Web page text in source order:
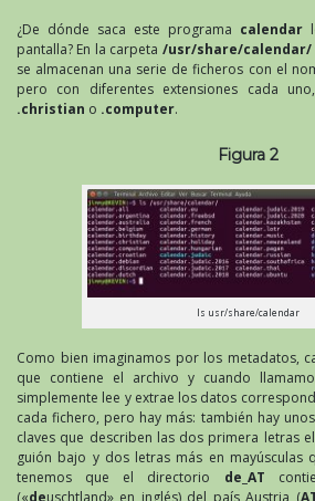
¿De dónde saca este programa calendar
pantalla? En la carpeta /usr/share/calendar/
se almacenan una serie de ficheros con el
pero con diferentes extensiones cada
.christian o .computer.
Figura 2
ls usr/share/calendar
Como bien imaginamos por los metadatos,
que contiene el archivo y cuando
simplemente lee y extrae los datos
cada fichero, pero hay más: también hay
claves que describen las dos primera letras
guión bajo y dos letras más en mayúsculas
tenemos que el directorio de_AT